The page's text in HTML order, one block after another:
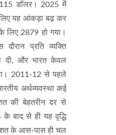
डॉलर। 2025 में
यह आंकड़ा बढ़ कर
लिए 2879 हो गया।
प्रति व्यक्ति
दी, और भारत केवल
2011-12 से पहले
अर्थव्यवस्था कई
की बेहतरीन दर से
बाद से ही यह वृद्धि
के आस-पास ही चल